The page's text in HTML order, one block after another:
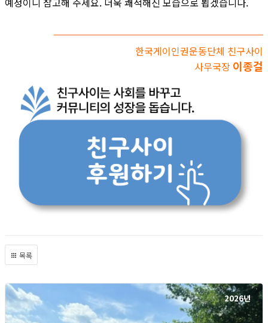
한국게이인권운동단체 친구사이
사무국장 이종걸
목록
2026년